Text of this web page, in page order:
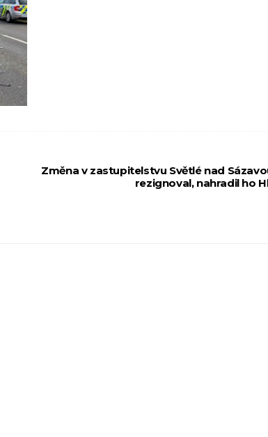
Změna v zastupitelstvu Světlé nad
rezignoval, nahradil ho